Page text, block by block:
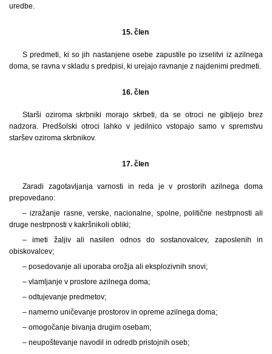
uredbe.
15. člen
S predmeti, ki so jih nastanjene osebe zapustile po izselitvi iz azilnega
doma, se ravna v skladu s predpisi, ki urejajo ravnanje z najdenimi predmeti.
16. člen
Starši oziroma skrbniki morajo skrbeti, da se otroci ne gibljejo brez
nadzora. Predšolski otroci lahko v jedilnico vstopajo samo v spremstvu
staršev oziroma skrbnikov.
17. člen
Zaradi zagotavljanja varnosti in reda je v prostorih azilnega doma
prepovedano:
– izražanje rasne, verske, nacionalne, spolne, politične nestrpnosti ali
druge nestrpnosti v kakršnikoli obliki;
– imeti žaljiv ali nasilen odnos do sostanovalcev, zaposlenih in
obiskovalcev;
– posedovanje ali uporaba orožja ali eksplozivnih snovi;
– vlamljanje v prostore azilnega doma;
– odtujevanje predmetov;
– namerno uničevanje prostorov in opreme azilnega doma;
– omogočanje bivanja drugim osebam;
– neupoštevanje navodil in odredb pristojnih oseb;